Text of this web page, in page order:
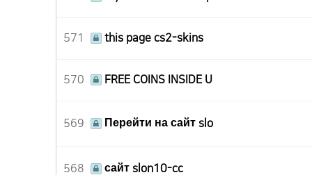
571 this page cs2-skins
570 FREE COINS INSIDE U
569 Перейти на сайт slo
568 сайт slon10-cc